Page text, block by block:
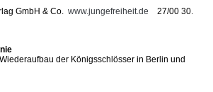
GmbH & Co. www.jungefreiheit.de 27/00 30.
der Königsschlösser in Berlin und